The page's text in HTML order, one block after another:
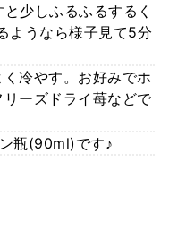
少しふるふるするく
ようなら様子見て5分
冷やす。お好みでホ
ーズドライ苺などで
瓶(90ml)です♪